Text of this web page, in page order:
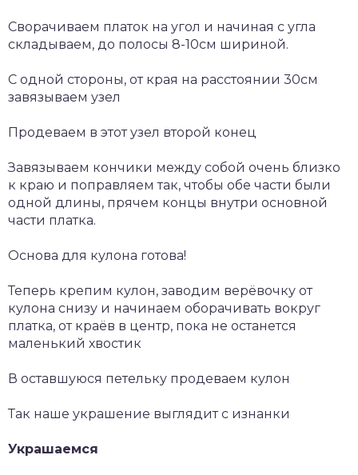
Сворачиваем платок на угол и начиная с угла
складываем, до полосы 8-10см шириной.
С одной стороны, от края на расстоянии 30см
завязываем узел
Продеваем в этот узел второй конец
Завязываем кончики между собой очень близко
к краю и поправляем так, чтобы обе части были
одной длины, прячем концы внутри основной
части платка.
Основа для кулона готова!
Теперь крепим кулон, заводим верёвочку от
кулона снизу и начинаем оборачивать вокруг
платка, от краёв в центр, пока не останется
маленький хвостик
В оставшуюся петельку продеваем кулон
Так наше украшение выглядит с изнанки
Украшаемся